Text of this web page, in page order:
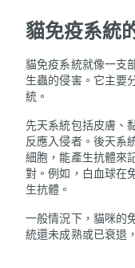
貓免疫系統
貓免疫系統就像一支
生蟲的侵害。它主要
統。
先天系統包括皮膚、
反應入侵者。後天系
細胞，能產生抗體來
對。例如，白血球在
生抗體。
一般情況下，貓咪的
統還未成熟或已衰退